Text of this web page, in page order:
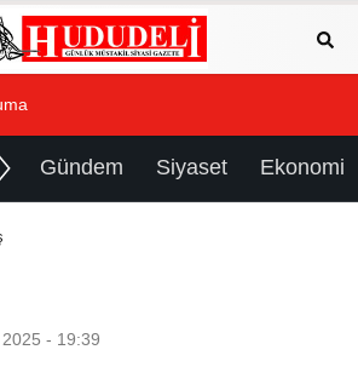
Gündem Siyaset Ekonomi
- 19:39